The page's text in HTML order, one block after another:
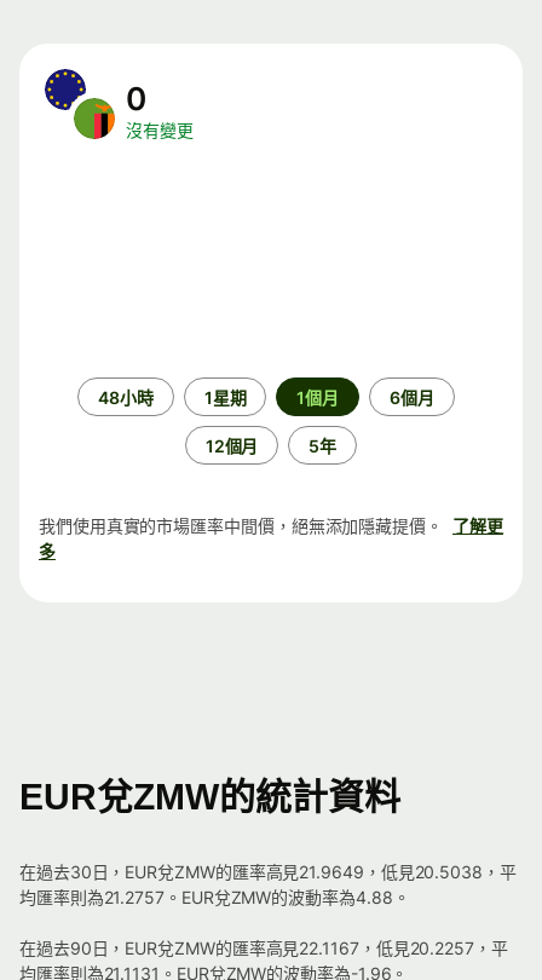
0
沒有變更
48小時 1星期 1個月 6個月
12個月 5年
我們使用真實的市場匯率中間價，絕無添加隱藏提價。
了解更
多
EUR兌ZMW的統計資料
在過去30日，EUR兌ZMW的匯率高見21.9649，低見20.5038，平
均匯率則為21.2757。EUR兌ZMW的波動率為4.88。
在過去90日，EUR兌ZMW的匯率高見22.1167，低見20.2257，平
均匯率則為21.1131。EUR兌ZMW的波動率為-1.96。